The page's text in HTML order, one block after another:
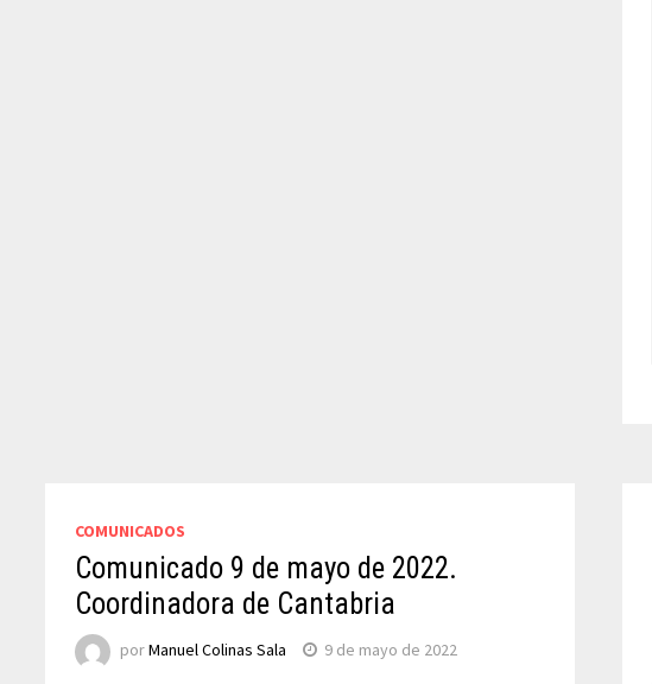
COMUNICADOS
Comunicado 9 de mayo de 2022.
Coordinadora de Cantabria
porManuel Colinas Sala 9 de mayo de 2022